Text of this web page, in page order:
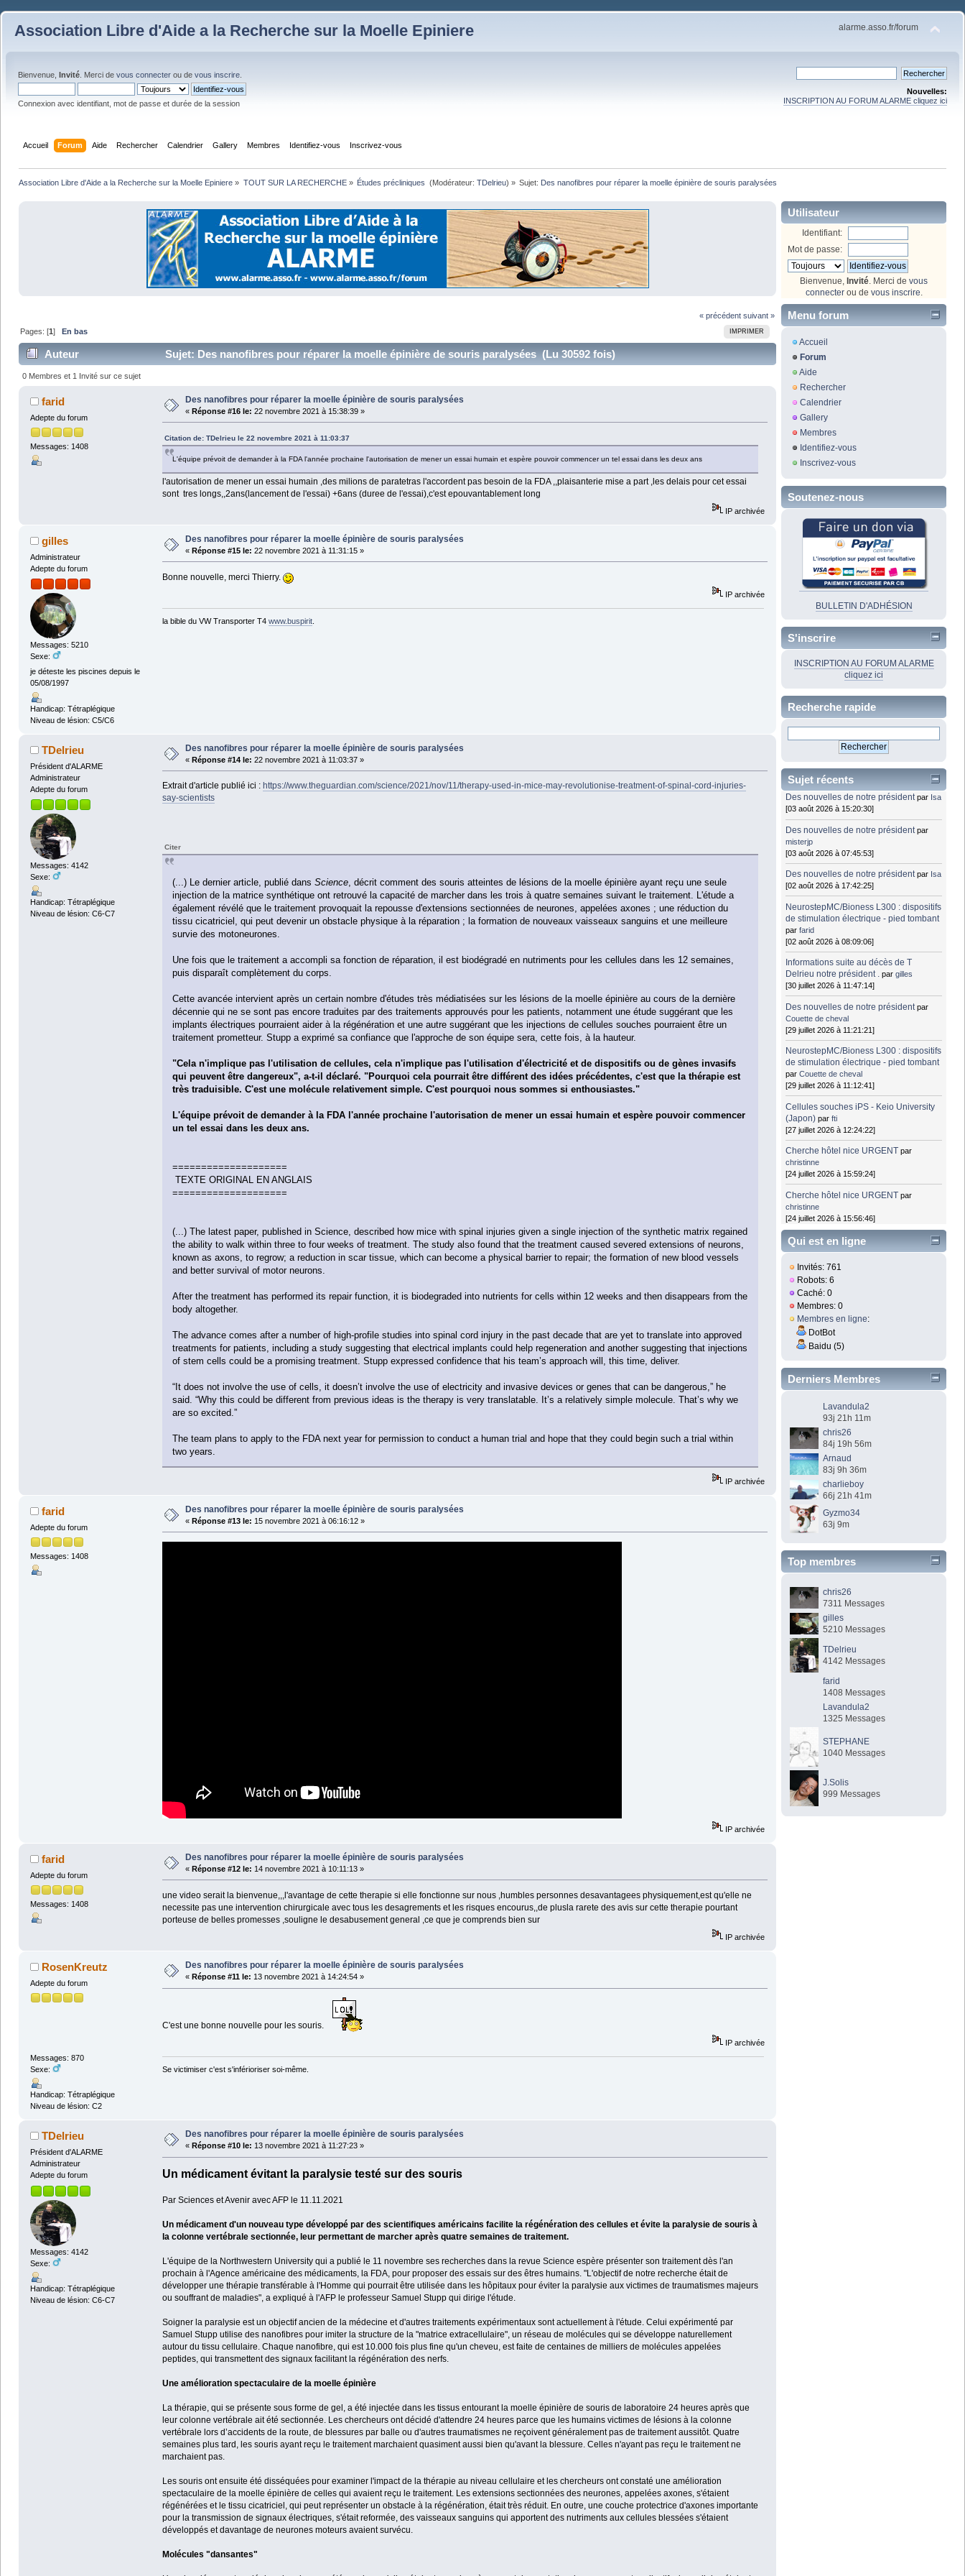
Association Libre d'Aide a la Recherche sur la Moelle Epiniere alarme.asso.fr/forum
Bienvenue, Invité . Merci de vous connecter ou de vous inscrire
Connexion avec identifiant, mot de passe et durée de la session
Nouvelles:
INSCRIPTION AU FORUM ALARME cliquez ici
Accueil Forum Aide Rechercher Calendrier Gallery Membres Identifiez-vous Inscrivez-vous
Association Libre d'Aide a la Recherche sur la Moelle Epiniere » TOUT SUR LA RECHERCHE» Études précliniques (Modérateur: TDelrieu) » Sujet: Des nanofibres pour réparer la moelle épinière de souris paralysées
« précédent suivant »
IMPRIMER
Pages: [1] En bas
Auteur Sujet: Des nanofibres pour réparer la moelle épinière de souris paralysées (Lu 30592 fois)
0 Membres et 1 Invité sur ce sujet
farid
Adepte du forum
Messages: 1408
Des nanofibres pour réparer la moelle épinière de souris paralysées
« Réponse #16 le: 22 novembre 2021 à 15:38:39 »
Citation de: TDelrieu le 22 novembre 2021 à 11:03:37
L'équipe prévoit de demander à la FDA l'année prochaine l'autorisation de mener un essai humain et espère pouvoir commencer un tel essai dans les deux ans
l'autorisation de mener un essai humain ,des milions de paratetras l'accordent pas besoin de la FDA ,,plaisanterie mise a part ,les delais pour cet essai
sont tres longs,,2ans(lancement de l'essai) +6ans (duree de l'essai),c'est epouvantablement long
IP archivée
gilles
Administrateur
Adepte du forum
Messages: 5210
Sexe:
je déteste les piscines depuis le
05/08/1997
Handicap: Tétraplégique
Niveau de lésion: C5/C6
Des nanofibres pour réparer la moelle épinière de souris paralysées
« Réponse #15 le: 22 novembre 2021 à 11:31:15 »
Bonne nouvelle, merci Thierry.
IP archivée
la bible du VW Transporter T4 www.buspirit.
TDelrieu
Président d'ALARME
Administrateur
Adepte du forum
Messages: 4142
Sexe:
Handicap: Tétraplégique
Niveau de lésion: C6-C7
Des nanofibres pour réparer la moelle épinière de souris paralysées
« Réponse #14 le: 22 novembre 2021 à 11:03:37 »
Extrait d'article publié ici : https://www.theguardian.com/science/2021/nov/11/therapy-used-in-mice-may-revolutionise-treatment-of-spinal-cord-injuries-
say-scientists
Citer
(...) Le dernier article, publié dans Science, décrit comment des souris atteintes de lésions de la moelle épinière ayant reçu une seule
injection de la matrice synthétique ont retrouvé la capacité de marcher dans les trois à quatre semaines suivant le traitement. L'étude a
également révélé que le traitement provoquait la repousse d'extensions sectionnées de neurones, appelées axones ; une réduction du
tissu cicatriciel, qui peut devenir un obstacle physique à la réparation ; la formation de nouveaux vaisseaux sanguins et une meilleure
survie des motoneurones.
Une fois que le traitement a accompli sa fonction de réparation, il est biodégradé en nutriments pour les cellules dans les 12 semaines,
puis disparaît complètement du corps.
Cette avancée intervient après un certain nombre d'études très médiatisées sur les lésions de la moelle épinière au cours de la dernière
décennie qui ne se sont pas encore traduites par des traitements approuvés pour les patients, notamment une étude suggérant que les
implants électriques pourraient aider à la régénération et une autre suggérant que les injections de cellules souches pourraient être un
traitement prometteur. Stupp a exprimé sa confiance que l'approche de son équipe sera, cette fois, à la hauteur.
"Cela n'implique pas l'utilisation de cellules, cela n'implique pas l'utilisation d'électricité et de dispositifs ou de gènes invasifs
qui peuvent être dangereux", a-t-il déclaré. "Pourquoi cela pourrait être différent des idées précédentes, c'est que la thérapie est
très traduisible. C'est une molécule relativement simple. C'est pourquoi nous sommes si enthousiastes."
L'équipe prévoit de demander à la FDA l'année prochaine l'autorisation de mener un essai humain et espère pouvoir commencer
un tel essai dans les deux ans.
====================
TEXTE ORIGINAL EN ANGLAIS
====================
(...) The latest paper, published in Science, described how mice with spinal injuries given a single injection of the synthetic matrix regained
the ability to walk within three to four weeks of treatment. The study also found that the treatment caused severed extensions of neurons,
known as axons, to regrow; a reduction in scar tissue, which can become a physical barrier to repair; the formation of new blood vessels
and better survival of motor neurons.
After the treatment has performed its repair function, it is biodegraded into nutrients for cells within 12 weeks and then disappears from the
body altogether.
The advance comes after a number of high-profile studies into spinal cord injury in the past decade that are yet to translate into approved
treatments for patients, including a study suggesting that electrical implants could help regeneration and another suggesting that injections
of stem cells could be a promising treatment. Stupp expressed confidence that his team’s approach will, this time, deliver.
“It does not involve the use of cells, it doesn’t involve the use of electricity and invasive devices or genes that can be dangerous,” he
said. “Why this could be different from previous ideas is the therapy is very translatable. It’s a relatively simple molecule. That’s why we
are so excited.”
The team plans to apply to the FDA next year for permission to conduct a human trial and hope that they could begin such a trial within
two years.
IP archivée
farid
Adepte du forum
Messages: 1408
Des nanofibres pour réparer la moelle épinière de souris paralysées
« Réponse #13 le: 15 novembre 2021 à 06:16:12 »
IP archivée
farid
Adepte du forum
Messages: 1408
Des nanofibres pour réparer la moelle épinière de souris paralysées
« Réponse #12 le: 14 novembre 2021 à 10:11:13 »
une video serait la bienvenue,,,l'avantage de cette therapie si elle fonctionne sur nous ,humbles personnes desavantagees physiquement,est qu'elle ne
necessite pas une intervention chirurgicale avec tous les desagrements et les risques encourus,,de plusla rarete des avis sur cette therapie pourtant
porteuse de belles promesses ,souligne le desabusement general ,ce que je comprends bien sur
IP archivée
RosenKreutz
Adepte du forum
Messages: 870
Sexe:
Handicap: Tétraplégique
Niveau de lésion: C2
Des nanofibres pour réparer la moelle épinière de souris paralysées
« Réponse #11 le: 13 novembre 2021 à 14:24:54 »
C'est une bonne nouvelle pour les souris.
IP archivée
Se victimiser c'est s'inférioriser soi-même.
TDelrieu
Président d'ALARME
Administrateur
Adepte du forum
Messages: 4142
Sexe:
Handicap: Tétraplégique
Niveau de lésion: C6-C7
Des nanofibres pour réparer la moelle épinière de souris paralysées
« Réponse #10 le: 13 novembre 2021 à 11:27:23 »
Un médicament évitant la paralysie testé sur des souris
Par Sciences et Avenir avec AFP le 11.11.2021
Un médicament d'un nouveau type développé par des scientifiques américains facilite la régénération des cellules et évite la paralysie de souris à
la colonne vertébrale sectionnée, leur permettant de marcher après quatre semaines de traitement.
L'équipe de la Northwestern University qui a publié le 11 novembre ses recherches dans la revue Science espère présenter son traitement dès l'an
prochain à l'Agence américaine des médicaments, la FDA, pour proposer des essais sur des êtres humains. "L'objectif de notre recherche était de
développer une thérapie transférable à l'Homme qui pourrait être utilisée dans les hôpitaux pour éviter la paralysie aux victimes de traumatismes majeurs
ou souffrant de maladies", a expliqué à l'AFP le professeur Samuel Stupp qui dirige l'étude.
Soigner la paralysie est un objectif ancien de la médecine et d'autres traitements expérimentaux sont actuellement à l'étude. Celui expérimenté par
Samuel Stupp utilise des nanofibres pour imiter la structure de la "matrice extracellulaire", un réseau de molécules qui se développe naturellement
autour du tissu cellulaire. Chaque nanofibre, qui est 10.000 fois plus fine qu'un cheveu, est faite de centaines de milliers de molécules appelées
peptides, qui transmettent des signaux facilitant la régénération des nerfs.
Une amélioration spectaculaire de la moelle épinière
La thérapie, qui se présente sous forme de gel, a été injectée dans les tissus entourant la moelle épinière de souris de laboratoire 24 heures après que
leur colonne vertébrale ait été sectionnée. Les chercheurs ont décidé d'attendre 24 heures parce que les humains victimes de lésions à la colonne
vertébrale lors d’accidents de la route, de blessures par balle ou d'autres traumatismes ne reçoivent généralement pas de traitement aussitôt. Quatre
semaines plus tard, les souris ayant reçu le traitement marchaient quasiment aussi bien qu'avant la blessure. Celles n'ayant pas reçu le traitement ne
marchaient pas.
Les souris ont ensuite été disséquées pour examiner l'impact de la thérapie au niveau cellulaire et les chercheurs ont constaté une amélioration
spectaculaire de la moelle épinière de celles qui avaient reçu le traitement. Les extensions sectionnées des neurones, appelées axones, s'étaient
régénérées et le tissu cicatriciel, qui peut représenter un obstacle à la régénération, était très réduit. En outre, une couche protectrice d'axones importante
pour la transmission de signaux électriques, s'était reformée, des vaisseaux sanguins qui apportent des nutriments aux cellules blessées s'étaient
développés et davantage de neurones moteurs avaient survécu.
Molécules "dansantes"
Utilisateur
Identifiant:
Mot de passe:
Bienvenue, Invité . Merci de vous
connecterou de vous inscrire
Menu forum
Accueil
Forum
Aide
Rechercher
Calendrier
Gallery
Membres
Identifiez-vous
Inscrivez-vous
Soutenez-nous
BULLETIN D'ADHÉSION
S'inscrire
INSCRIPTION AU FORUM ALARME
cliquez ici
Recherche rapide
Sujet récents
Des nouvelles de notre président par Isa
[03 août 2026 à 15:20:30]
Des nouvelles de notre président par
misterjp
[03 août 2026 à 07:45:53]
Des nouvelles de notre président par Isa
[02 août 2026 à 17:42:25]
NeurostepMC/Bioness L300 : dispositifs
de stimulation électrique - pied tombant
parfarid
[02 août 2026 à 08:09:06]
Informations suite au décès de T
Delrieu notre président . pargilles
[30 juillet 2026 à 11:47:14]
Des nouvelles de notre président par
Couette de cheval
[29 juillet 2026 à 11:21:21]
NeurostepMC/Bioness L300 : dispositifs
de stimulation électrique - pied tombant
parCouette de cheval
[29 juillet 2026 à 11:12:41]
Cellules souches iPS - Keio University
(Japon) parfti
[27 juillet 2026 à 12:24:22]
Cherche hôtel nice URGENT par
christinne
[24 juillet 2026 à 15:59:24]
Cherche hôtel nice URGENT par
christinne
[24 juillet 2026 à 15:56:46]
Qui est en ligne
Invités: 761
Robots: 6
Caché: 0
Membres: 0
Membres en ligne:
DotBot
Baidu (5)
Derniers Membres
Lavandula2
93j 21h 11m
chris26
84j 19h 56m
Arnaud
83j 9h 36m
charlieboy
66j 21h 41m
Gyzmo34
63j 9m
Top membres
chris26
7311 Messages
gilles
5210 Messages
TDelrieu
4142 Messages
farid
1408 Messages
Lavandula2
1325 Messages
STEPHANE
1040 Messages
J.Solis
999 Messages